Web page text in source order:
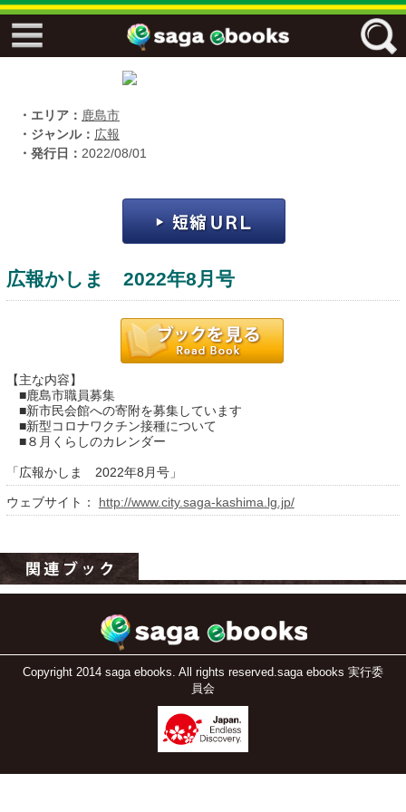
エリア
キーワード
・エリア： 鹿島市
・ジャンル： 広報
・発行日： 2022/08/01
広報かしま 2022年8月号
【主な内容】
■鹿島市職員募集
■新市民会館への寄附を募集しています
■新型コロナワクチン接種について
■８月くらしのカレンダー
「広報かしま 2022年8月号」
ウェブサイト： http://www.city.saga-kashima.lg.jp/
Copyright 2014 saga ebooks. All rights reserved.saga ebooks 実行委
員会
↓↓ ebooks専用本棚 ↓↓
saga ebooksとは
運営会社